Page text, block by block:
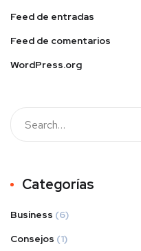
Feed de entradas
Feed de comentarios
WordPress.org
Categorías
Business (6)
Consejos (1)